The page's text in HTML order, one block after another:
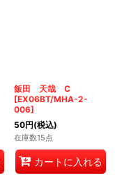
飯田 天哉 C
[EX06BT/MHA-2-
006]
50円(税込)
在庫数15点
カートに入れる